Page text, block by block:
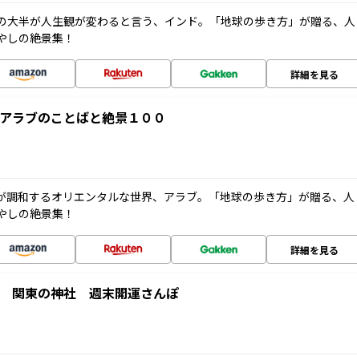
大半が人生観が変わると言う、インド。「地球の歩き方」が贈る、人
しの絶景集！
詳細を見る
ラブのことばと絶景１００
調和するオリエンタルな世界、アラブ。「地球の歩き方」が贈る、人
しの絶景集！
詳細を見る
関東の神社 週末開運さんぽ